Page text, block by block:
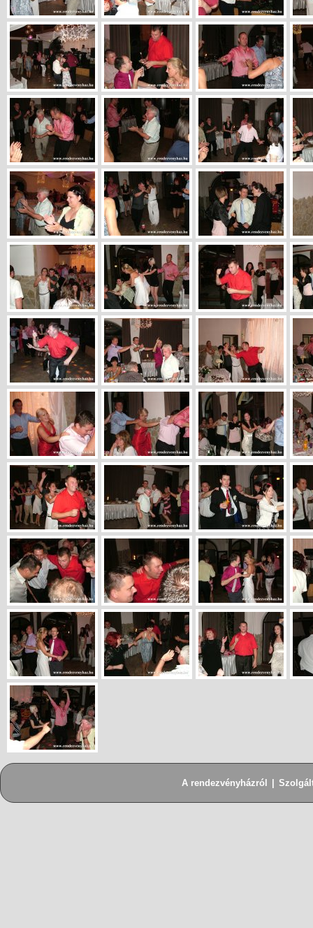
A rendezvényházról |